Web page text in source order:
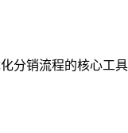
分销流程的核心